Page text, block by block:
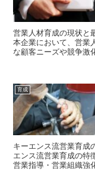
営業人材育成の現状と
本企業において、営業
な顧客ニーズや競争激
育成
キーエンス流営業育成
エンス流営業育成の特
営業指導・営業組織強